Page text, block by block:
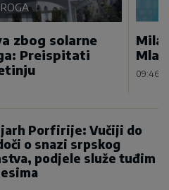
zbog solarne
Preispitati
09:46
Porfirije: Vučiji do
o snazi srpskog
podjele služe tuđim